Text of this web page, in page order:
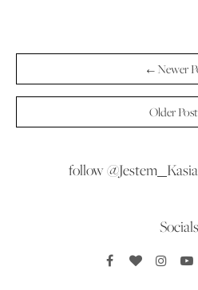
← Newer
Older
follow
Socials